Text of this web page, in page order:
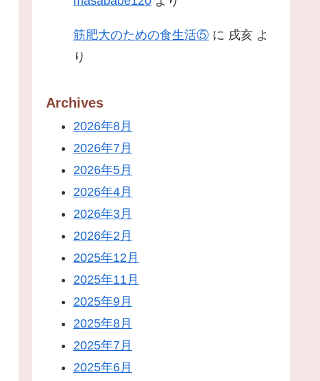
筋肥大のための食生活⑤ に 戌亥 よ
り
Archives
2026年8月
2026年7月
2026年5月
2026年4月
2026年3月
2026年2月
2025年12月
2025年11月
2025年9月
2025年8月
2025年7月
2025年6月